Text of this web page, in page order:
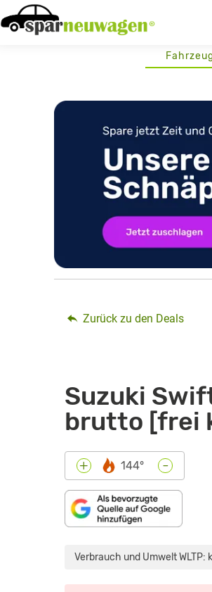
Skip
to
Zurück zu den Deals
Suzuki
brutto [frei
+ 144° -
Verbrauch und Umwelt WLTP:
(2024)
IM